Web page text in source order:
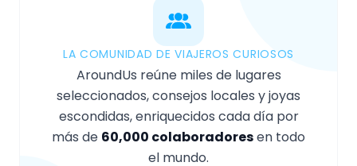
LA COMUNIDAD DE VIAJEROS CURIOSOS
AroundUs reúne miles de lugares
seleccionados, consejos locales y joyas
escondidas, enriquecidos cada día por
más de 60,000 colaboradoresen todo
el mundo.